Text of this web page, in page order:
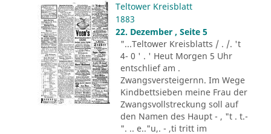
Teltower Kreisblatt
1883
22. Dezember , Seite 5
"...Teltower Kreisblatts / . /. 't
4- 0 ' . ' Heut Morgen 5 Uhr
entschlief am .
Zwangsversteigernn. Im Wege
Kindbettsieben meine Frau der
Zwangsvollstreckung soll auf
den Namen des Haupt - , "t . t.-
". .. e.."u,. - ,ti tritt im